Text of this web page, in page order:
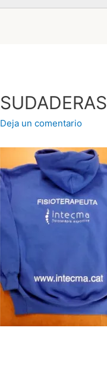
SUDADERAS
Deja un comentario